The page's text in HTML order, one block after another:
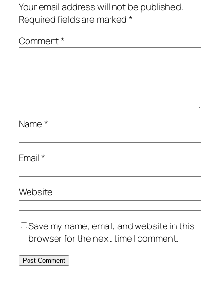
Your email address will not be published.
Required fields are marked*
Comment*
Name*
Email*
Website
Save my name, email, and website in this
browser for the next time I comment.